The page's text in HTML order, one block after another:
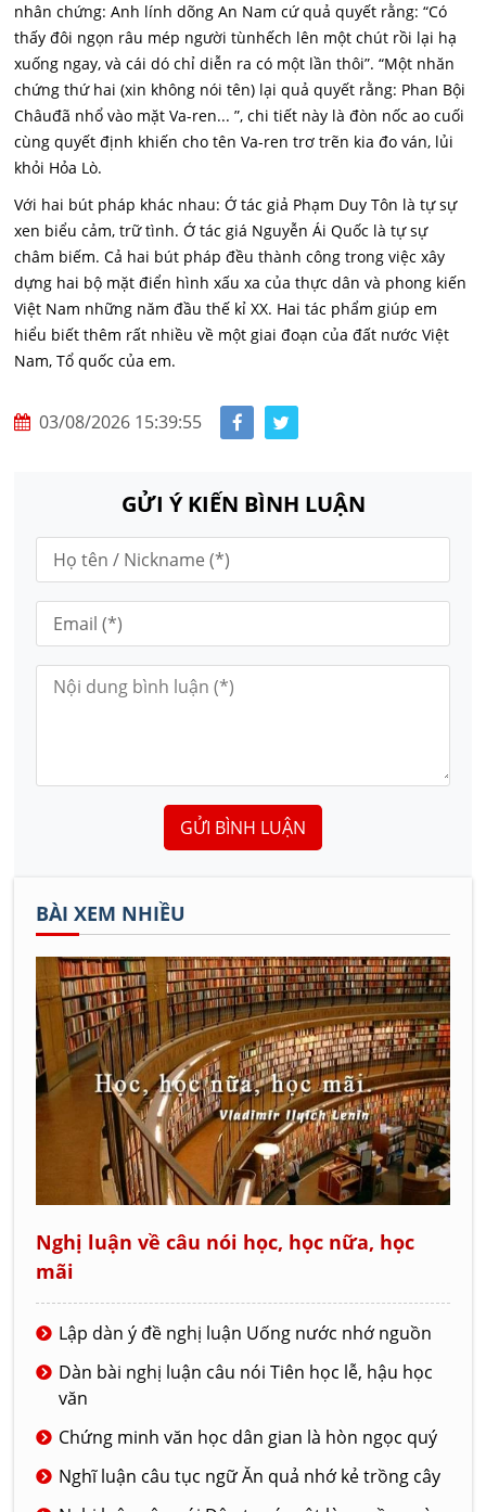
nhân chứng: Anh lính dõng An Nam cứ quả quyết rằng: “Có
thấy đôi ngọn râu mép người tùnhếch lên một chút rồi lại hạ
xuống ngay, và cái dó chỉ diễn ra có một lần thôi”. “Một nhăn
chứng thứ hai (xin không nói tên) lại quả quyết rằng: Phan Bội
Châuđã nhổ vào mặt Va-ren... ”, chi tiết này là đòn nốc ao cuối
cùng quyết định khiến cho tên Va-ren trơ trẽn kia đo ván, lủi
khỏi Hỏa Lò.
Với hai bút pháp khác nhau: Ớ tác giả Phạm Duy Tôn là tự sự
xen biểu cảm, trữ tình. Ớ tác giá Nguyễn Ái Quốc là tự sự
châm biếm. Cả hai bút pháp đều thành công trong việc xây
dựng hai bộ mặt điển hình xấu xa của thực dân và phong kiến
Việt Nam những năm đầu thế kỉ XX. Hai tác phẩm giúp em
hiểu biết thêm rất nhiều về một giai đoạn của đất nước Việt
Nam, Tổ quốc của em.
03/08/2026 15:39:55
GỬI Ý KIẾN BÌNH LUẬN
GỬI BÌNH LUẬN
BÀI XEM NHIỀU
Nghị luận về câu nói học, học nữa, học
mãi
Lập dàn ý đề nghị luận Uống nước nhớ nguồn
Dàn bài nghị luận câu nói Tiên học lễ, hậu học
văn
Chứng minh văn học dân gian là hòn ngọc quý
Nghĩ luận câu tục ngữ Ăn quả nhớ kẻ trồng cây